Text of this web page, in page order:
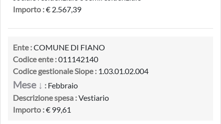
Importo :€ 2.567,39
Ente :COMUNE DI FIANO
Codice ente :011142140
Codice gestionale Siope : 1.03.01.02.004
Mese ↓ : Febbraio
Descrizione spesa :Vestiario
Importo :€ 99,61